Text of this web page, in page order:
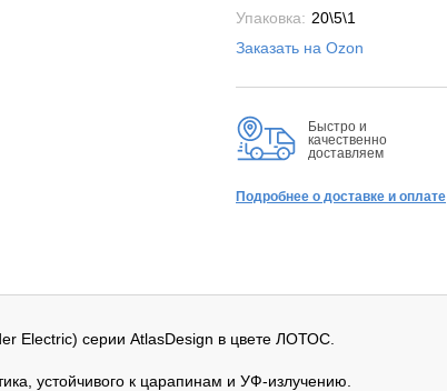
Упаковка: 20\5\1
Заказать на Ozon
Быстро и
качественно
доставляем
Подробнее о доставке и оплате
Electric) серии AtlasDesign в цвете ЛОТОС.
устойчивого к царапинам и УФ-излучению.